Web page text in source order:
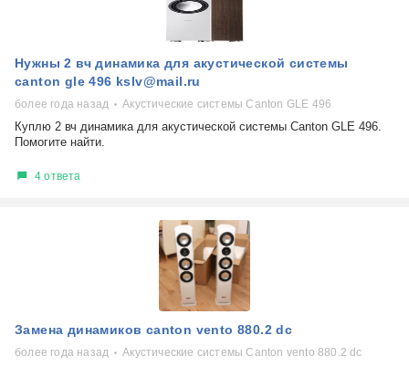
Нужны 2 вч динамика для акустической системы
canton gle 496 kslv@mail.ru
более года назад Акустические системы Canton GLE 496
Куплю 2 вч динамика для акустической системы Canton GLE 496.
Помогите найти.
4 ответа
Замена динамиков canton vento 880.2 dc
более года назад Акустические системы Canton vento 880.2 dc